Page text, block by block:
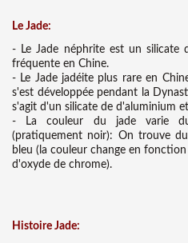
Le Jade:
- Le Jade néphrite est un silicate
fréquente en Chine.
- Le Jade jadéite plus rare en
s'est développée pendant la
s'agit d'un silicate de d'aluminium
- La couleur du jade varie
(pratiquement noir): On trouve
bleu (la couleur change en
d'oxyde de chrome).
Histoire Jade: